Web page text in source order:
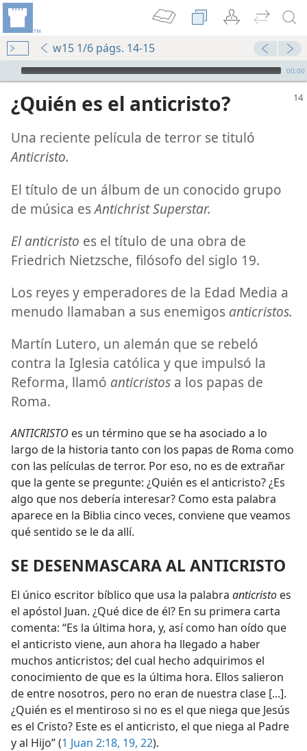
w15 1/6 págs. 14-15
Audio Player
00:00
¿Quién es el anticristo?
Una reciente película de terror se tituló
Anticristo.
El título de un álbum de un conocido grupo
de música esAntichrist Superstar.
El anticristo es el título de una obra de
Friedrich Nietzsche, filósofo del siglo 19.
Los reyes y emperadores de la Edad Media a
menudo llamaban a sus enemigos anticristos.
Martín Lutero, un alemán que se rebeló
contra la Iglesia católica y que impulsó la
Reforma, llamó anticristos a los papas de
Roma.
ANTICRISTO es un término que se ha asociado a lo
largo de la historia tanto con los papas de Roma como
con las películas de terror. Por eso, no es de extrañar
que la gente se pregunte: ¿Quién es el anticristo? ¿Es
algo que nos debería interesar? Como esta palabra
aparece en la Biblia cinco veces, conviene que veamos
qué sentido se le da allí.
SE DESENMASCARA AL ANTICRISTO
El único escritor bíblico que usa la palabra anticristo es
el apóstol Juan. ¿Qué dice de él? En su primera carta
comenta: “Es la última hora, y, así como han oído que
el anticristo viene, aun ahora ha llegado a haber
muchos anticristos; del cual hecho adquirimos el
conocimiento de que es la última hora. Ellos salieron
de entre nosotros, pero no eran de nuestra clase [...].
¿Quién es el mentiroso si no es el que niega que Jesús
es el Cristo? Este es el anticristo, el que niega al Padre
y al Hijo” (1 Juan 2:18, 19, 22).